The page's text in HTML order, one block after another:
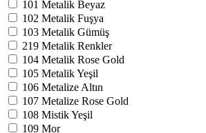
101 Metalik Beyaz
102 Metalik Fuşya
103 Metalik Gümüş
219 Metalik Renkler
104 Metalik Rose Gold
105 Metalik Yeşil
106 Metalize Altın
107 Metalize Rose Gold
108 Mistik Yeşil
109 Mor